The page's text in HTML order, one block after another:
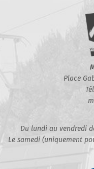
Place
Du lundi au vendredi
Le samedi (uniquement